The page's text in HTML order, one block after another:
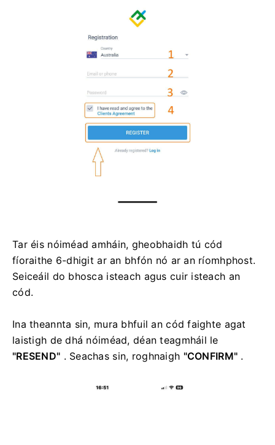
Tar éis nóiméad amháin, gheobhaidh tú cód
fíoraithe 6-dhigit ar an bhfón nó ar an ríomhphost.
Seiceáil do bhosca isteach agus cuir isteach an
cód.
Ina theannta sin, mura bhfuil an cód faighte agat
laistigh de dhá nóiméad, déan teagmháil le
"RESEND" . Seachas sin, roghnaigh "CONFIRM" .